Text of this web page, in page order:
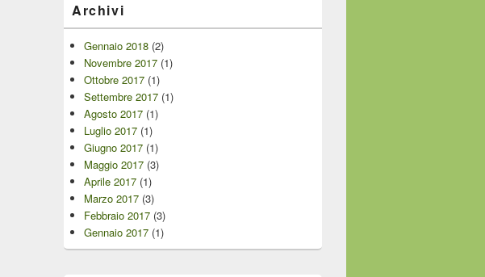
Archivi
Gennaio 2018 (2)
Novembre 2017 (1)
Ottobre 2017 (1)
Settembre 2017 (1)
Agosto 2017 (1)
Luglio 2017 (1)
Giugno 2017 (1)
Maggio 2017 (3)
Aprile 2017 (1)
Marzo 2017 (3)
Febbraio 2017 (3)
Gennaio 2017 (1)